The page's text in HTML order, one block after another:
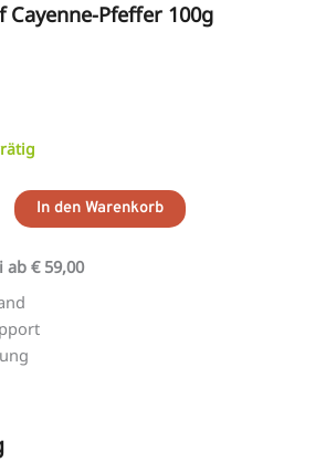
Pfeffer 100g
In den Warenkorb
ab € 59,00